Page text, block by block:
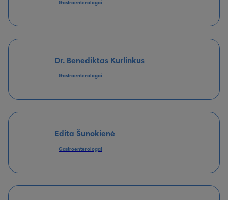
Gastroenterologai
Dr. Benediktas Kurlinkus
Gastroenterologai
Edita Šunokienė
Gastroenterologai